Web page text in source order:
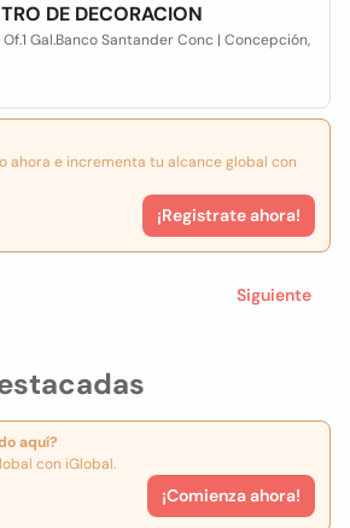
aquí?
con iGlobal.
¡Comienza ahora!
DE DECORACION
Gal.Banco Santander Conc | Concepción,
ahora e incrementa tu alcance global con
¡Registrate ahora!
Siguiente